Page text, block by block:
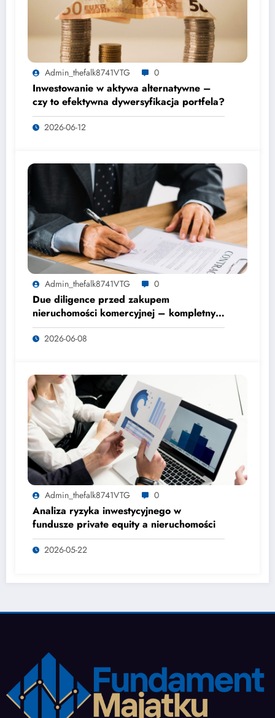
Admin_thefalk8741VTG 0
Inwestowanie w aktywa alternatywne –
czy to efektywna dywersyfikacja portfela?
2026-06-12
Admin_thefalk8741VTG 0
Due diligence przed zakupem
nieruchomości komercyjnej – kompletny
przewodnik
2026-06-08
Admin_thefalk8741VTG 0
Analiza ryzyka inwestycyjnego w
fundusze private equity a nieruchomości
2026-05-22